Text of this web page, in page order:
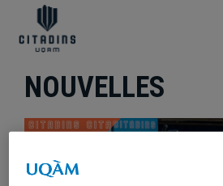
NOUVELLES